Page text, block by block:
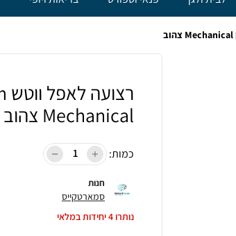
Mechanical צהוב
כמות:
חנות
סמארטקייס
נותרו4יחידות במלאי